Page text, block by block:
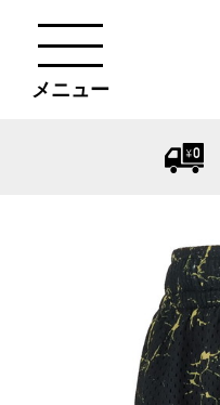
メニュー